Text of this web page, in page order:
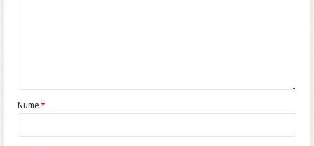
Nume *